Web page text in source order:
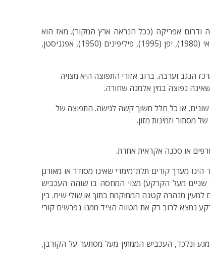
קוסמו־טרופי שמוצאו לא ברור. המין תואר לראשונה סימולטנית בשנת 1841 בדרום אמריקה ודרום אפריקה (ככל הנראה ארץ המקור). מאז הוא
מתפשט בעולם בעזרתו האדיבה של האדם וכיום הוא מוכר בחלקים גדולים של צפ' אמריקה, מרכז ודר' אמריקה, אוסטרליה (1987), הוואי (1980), יפן (1995), פיליפינים (1950), אפגניסטן,
הנגב וערבה. ברוב אזורי התפוצה היא מצויה
שאינה נפוצה במין אלמנה שחורה.
שונים, או כל חלל חשוך קשה לגישה. התפוצה של
מסתור וזמינות מזון.
או סכנה אקראית אחרת.
מערך קורים תלת־מימדי שאינו מסודר או מאורגן
(לעיתים מטר ואף שניים מעל הקרקע) מצוי המחסה בו שוהה העכביש
מנהרה קטנה הממוקמת בתוך או שולי שיח. בין
נמצא לרוב רק את מטווה הציד ממנו נפרשים קורי
ונלכד, העכביש הממתין מעל מסתער על הקורבן,